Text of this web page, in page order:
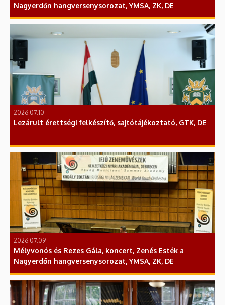
Nagyerdőn hangversenysorozat, YMSA, ZK, DE
2026.07.10
Lezárult érettségi felkészítő, sajtótájékoztató, GTK, DE
2026.07.09
Mélyvonós és Rezes Gála, koncert, Zenés Esték a
Nagyerdőn hangversenysorozat, YMSA, ZK, DE